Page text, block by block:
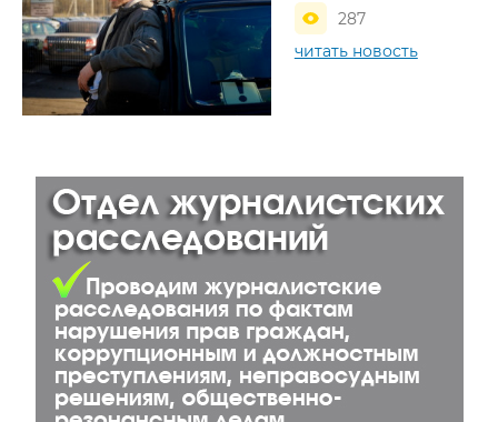
287
читать новость